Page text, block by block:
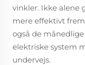
vinkler. Ikke alene
mere effektivt
også de
elektriske system
undervejs.